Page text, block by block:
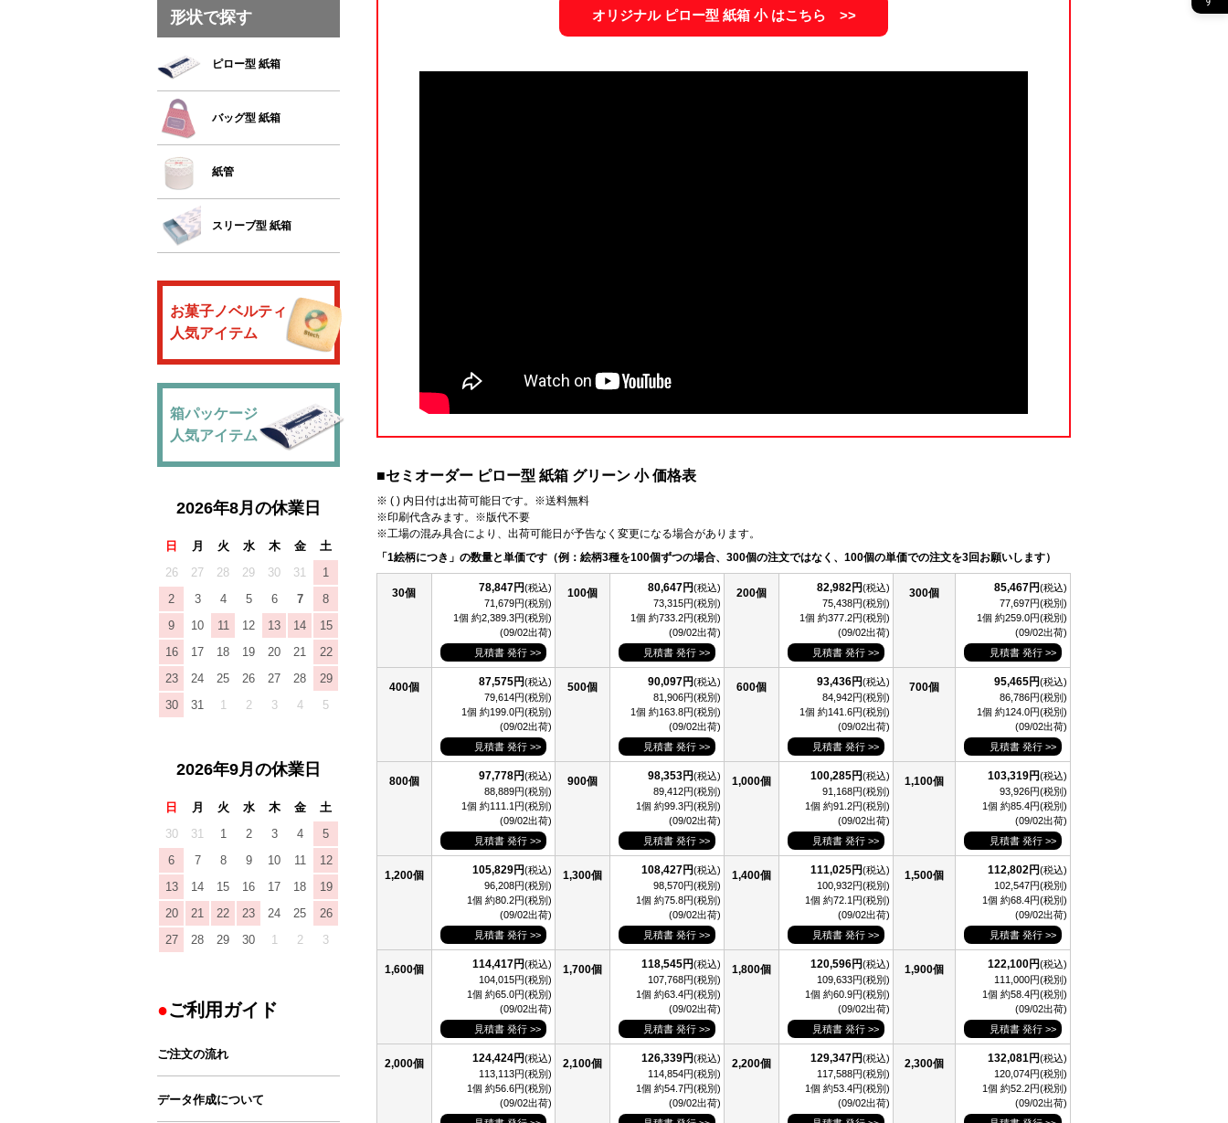
オリジナル ピロー型 紙箱 小 はこちら >>
■セミオーダー ピロー型 紙箱 グリーン 小 価格表
※ ( ) 内日付は出荷可能日です。※送料無料
※印刷代含みます。※版代不要
※工場の混み具合により、出荷可能日が予告なく変更になる場合があります。
「1絵柄につき」の数量と単価です（例：絵柄3種を100個ずつの場合、300個の注文ではなく、100個の単価での注文を3回お願いします）
30個 78,847円(税込)
71,679円(税別)
1個 約2,389.3円(税別)
(09/02出荷)
見積書 発行 >>
100個 80,647円(税込)
73,315円(税別)
1個 約733.2円(税別)
(09/02出荷)
見積書 発行 >>
200個 82,982円(税込)
75,438円(税別)
1個 約377.2円(税別)
(09/02出荷)
見積書 発行 >>
300個 85,467円(税込)
77,697円(税別)
1個 約259.0円(税別)
(09/02出荷)
見積書 発行 >>
400個 87,575円(税込)
79,614円(税別)
1個 約199.0円(税別)
(09/02出荷)
見積書 発行 >>
500個 90,097円(税込)
81,906円(税別)
1個 約163.8円(税別)
(09/02出荷)
見積書 発行 >>
600個 93,436円(税込)
84,942円(税別)
1個 約141.6円(税別)
(09/02出荷)
見積書 発行 >>
700個 95,465円(税込)
86,786円(税別)
1個 約124.0円(税別)
(09/02出荷)
見積書 発行 >>
800個 97,778円(税込)
88,889円(税別)
1個 約111.1円(税別)
(09/02出荷)
見積書 発行 >>
900個 98,353円(税込)
89,412円(税別)
1個 約99.3円(税別)
(09/02出荷)
見積書 発行 >>
1,000個 100,285円(税込)
91,168円(税別)
1個 約91.2円(税別)
(09/02出荷)
見積書 発行 >>
1,100個 103,319円(税込)
93,926円(税別)
1個 約85.4円(税別)
(09/02出荷)
見積書 発行 >>
1,200個 105,829円(税込)
96,208円(税別)
1個 約80.2円(税別)
(09/02出荷)
見積書 発行 >>
1,300個 108,427円(税込)
98,570円(税別)
1個 約75.8円(税別)
(09/02出荷)
見積書 発行 >>
1,400個 111,025円(税込)
100,932円(税別)
1個 約72.1円(税別)
(09/02出荷)
見積書 発行 >>
1,500個 112,802円(税込)
102,547円(税別)
1個 約68.4円(税別)
(09/02出荷)
見積書 発行 >>
1,600個 114,417円(税込)
104,015円(税別)
1個 約65.0円(税別)
(09/02出荷)
見積書 発行 >>
1,700個 118,545円(税込)
107,768円(税別)
1個 約63.4円(税別)
(09/02出荷)
見積書 発行 >>
1,800個 120,596円(税込)
109,633円(税別)
1個 約60.9円(税別)
(09/02出荷)
見積書 発行 >>
1,900個 122,100円(税込)
111,000円(税別)
1個 約58.4円(税別)
(09/02出荷)
見積書 発行 >>
2,000個 124,424円(税込)
113,113円(税別)
1個 約56.6円(税別)
(09/02出荷)
2,100個 126,339円(税込)
114,854円(税別)
1個 約54.7円(税別)
(09/02出荷)
2,200個 129,347円(税込)
117,588円(税別)
1個 約53.4円(税別)
(09/02出荷)
2,300個 132,081円(税込)
120,074円(税別)
1個 約52.2円(税別)
(09/02出荷)
形状で探す
ピロー型 紙箱
バッグ型 紙箱
紙管
スリーブ型 紙箱
お菓子ノベルティ
人気アイテム
箱パッケージ
人気アイテム
2026年8月の休業日
日 月 火 水 木 金
土
26
27 28 29 30 31
1
2
3 4 5 6 7
8
9
10 11 12 13 14
15
16
17 18 19 20 21
22
23
24 25 26 27 28
29
30
31 1 2 3 4 5
2026年9月の休業日
日 月 火 水 木 金
土
30
31 1 2 3 4
5
6
7 8 9 10 11
12
13
14 15 16 17 18
19
20
21 22 23 24 25
26
27
28 29 30 1 2 3
ご利用ガイド
ご注文の流れ
データ作成について